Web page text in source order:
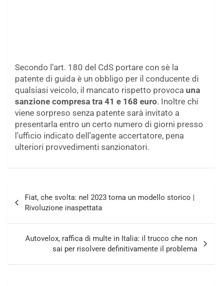
Secondo l’art. 180 del CdS portare con sè la
patente di guida è un obbligo per il conducente di
qualsiasi veicolo, il mancato rispetto provoca una
sanzione compresa tra 41 e 168 euro. Inoltre chi
viene sorpreso senza patente sarà invitato a
presentarla entro un certo numero di giorni presso
l’ufficio indicato dell’agente accertatore, pena
ulteriori provvedimenti sanzionatori.
articoli
Fiat, che svolta: nel 2023 torna un modello storico |
Rivoluzione inaspettata
Autovelox, raffica di multe in Italia: il trucco che non
sai per risolvere definitivamente il problema